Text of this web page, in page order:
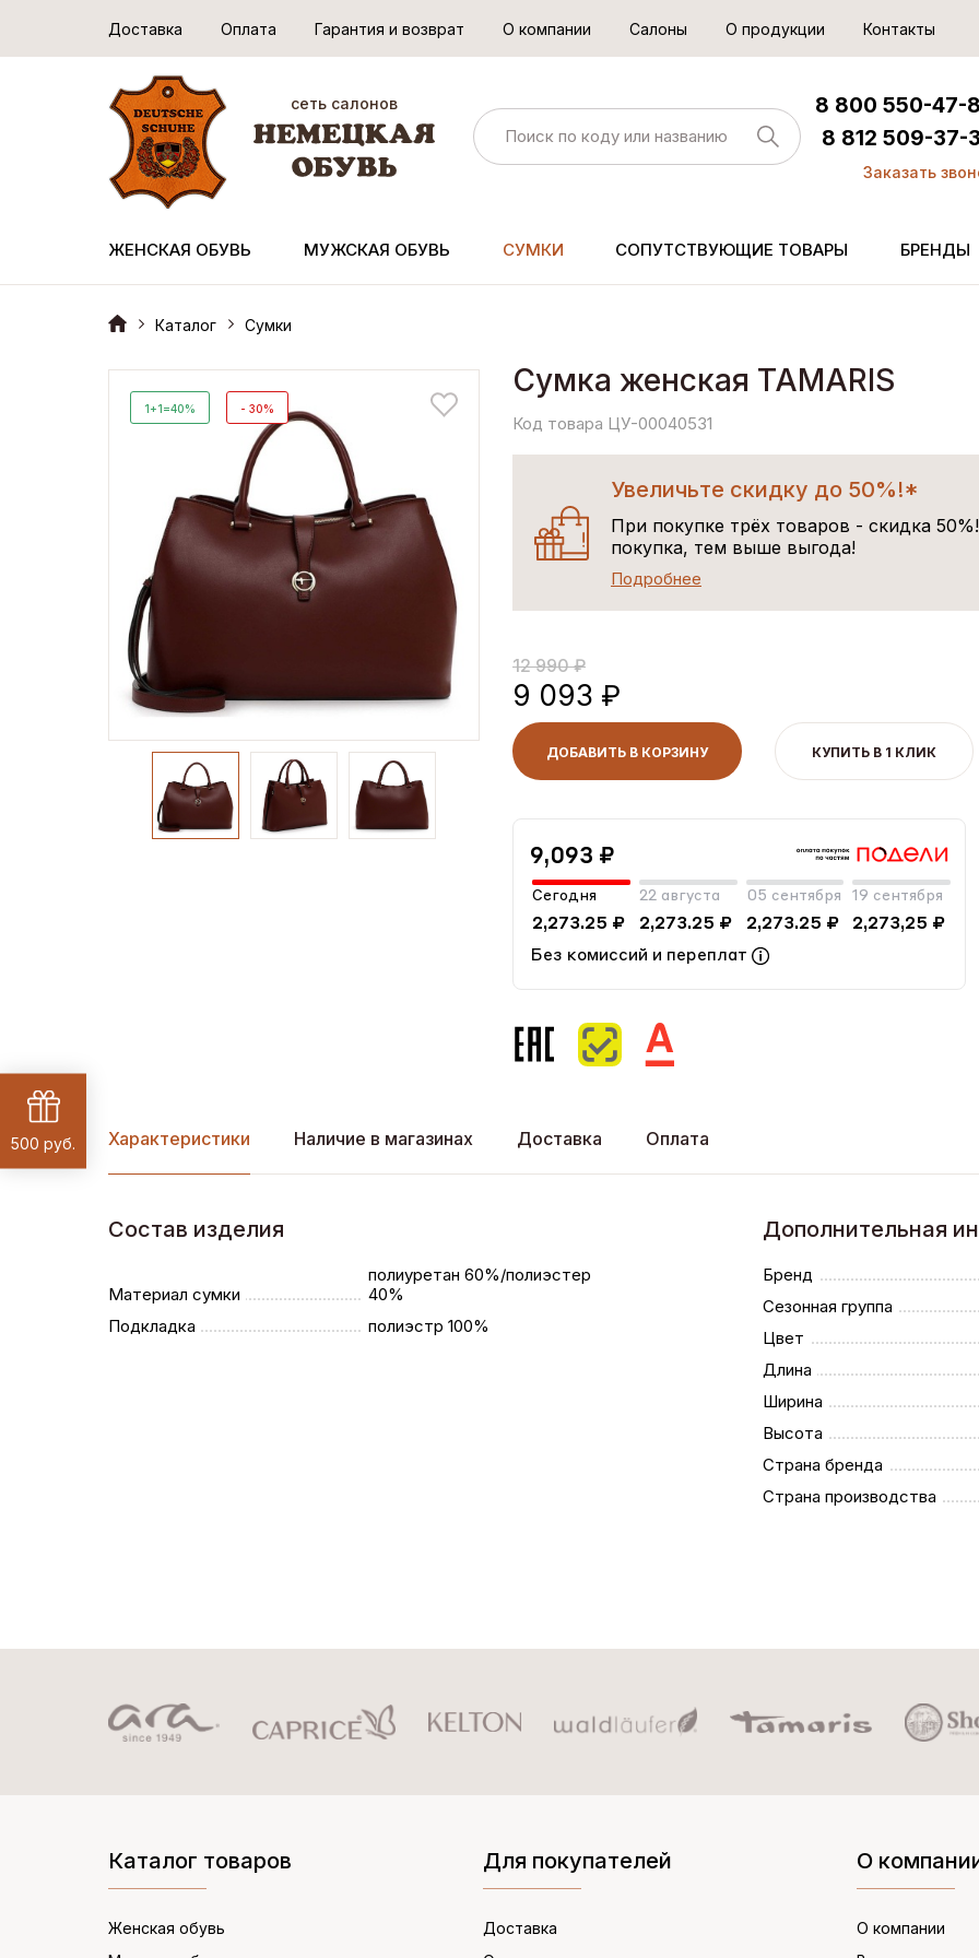
Доставка Оплата Гарантия и возврат О компании Салоны О продукции Контакты
сеть салонов
8 800 550-47-
8 812 509-37-
Заказать
ЖЕНСКАЯ ОБУВЬ МУЖСКАЯ ОБУВЬ СУМКИ СОПУТСТВУЮЩИЕ ТОВАРЫ БРЕНДЫ
Каталог Сумки
1+1=40% - 30%
Сумка женская TAMARIS
Код товара ЦУ-00040531
Увеличьте скидку до 50%!*
При покупке трёх товаров - скидка
покупка, тем выше выгода!
Подробнее
12 990 ₽
9 093 ₽
ДОБАВИТЬ В КОРЗИНУ КУПИТЬ В 1 КЛИК
9,093 ₽
Сегодня
2,273.25 ₽
22 августа
2,273.25 ₽
05 сентября
2,273.25 ₽
19 сентября
2,273,25 ₽
Без комиссий и переплат
Характеристики Наличие в магазинах Доставка Оплата
Состав изделия
Материал сумки
полиуретан 60%/полиэстер
40%
Подкладка
полиэстр 100%
Дополнительная
Бренд
Сезонная группа
Цвет
Длина
Ширина
Высота
Страна бренда
Страна производства
Каталог товаров
Женская обувь
Для покупателей
Доставка
О
О компании
500 руб.